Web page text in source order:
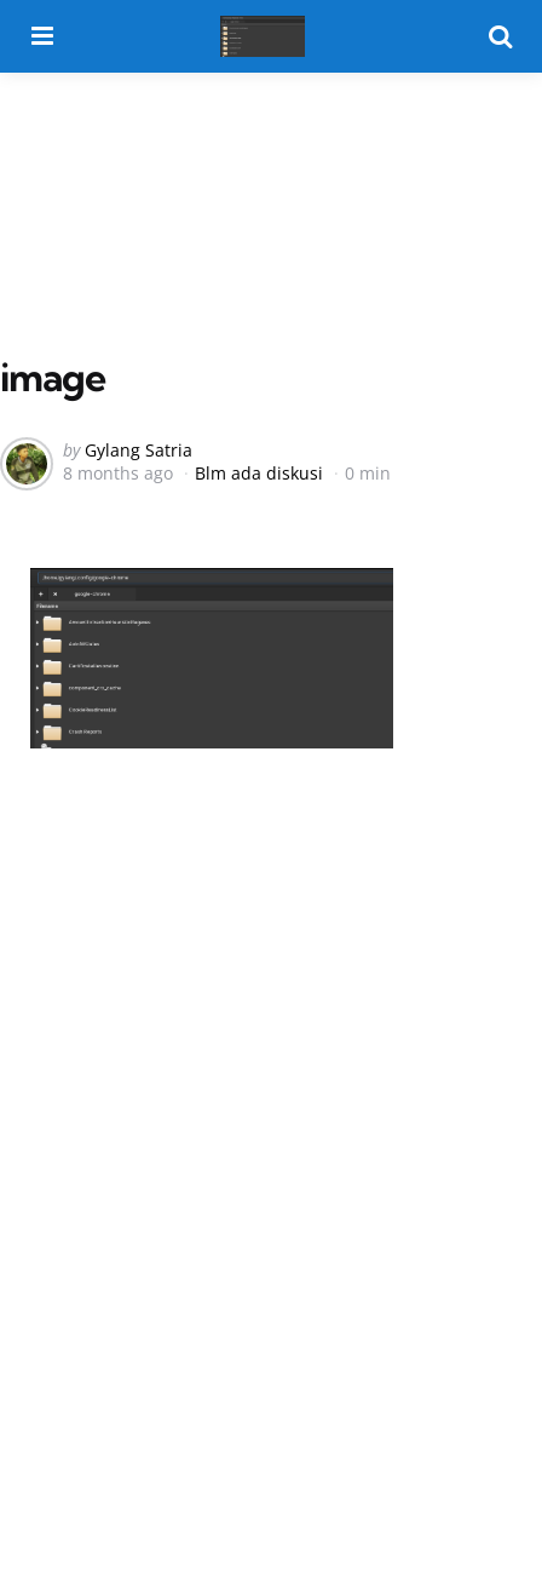
image
Posted
by
by Gylang Satria
8 months ago
Blm ada diskusi 0 min